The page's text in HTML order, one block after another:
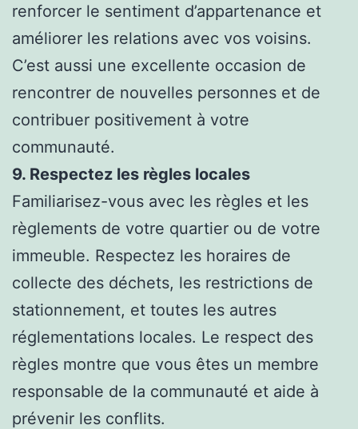
renforcer le sentiment d’appartenance et
améliorer les relations avec vos voisins.
C’est aussi une excellente occasion de
rencontrer de nouvelles personnes et de
contribuer positivement à votre
communauté.
9. Respectez les règles locales
Familiarisez-vous avec les règles et les
règlements de votre quartier ou de votre
immeuble. Respectez les horaires de
collecte des déchets, les restrictions de
stationnement, et toutes les autres
réglementations locales. Le respect des
règles montre que vous êtes un membre
responsable de la communauté et aide à
prévenir les conflits.